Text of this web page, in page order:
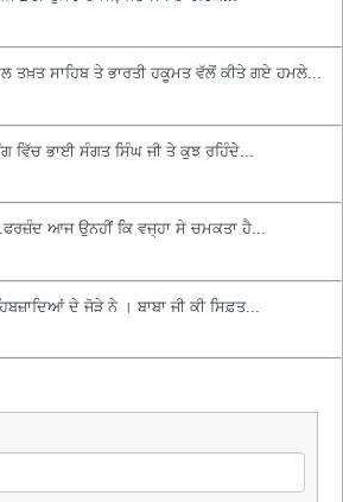
ਤਖ਼ਤ ਸਾਹਿਬ ਤੇ ਭਾਰਤੀ ਹਕੂਮਤ ਵੱਲੋਂ ਕੀਤੇ ਗਏ ਹਮਲੇ...
ਵਿੱਚ ਭਾਈ ਸੰਗਤ ਸਿੰਘ ਜੀ ਤੇ ਕੁਝ ਰਹਿੰਦੇ...
ਆਜ ਉਨਹੀਂ ਕਿ ਵਜ੍ਹਾ ਸੇ ਚਮਕਤਾ ਹੈ...
ਦੇ ਜੋੜੇ ਨੇ । ਬਾਬਾ ਜੀ ਕੀ ਸਿਫ਼ਤ...